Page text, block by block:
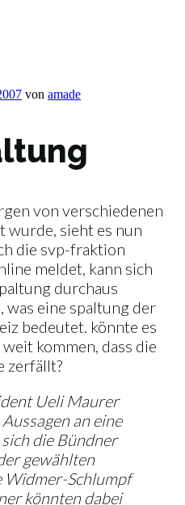
von amade
von verschiedenen
sieht es nun
die svp-fraktion
meldet, kann sich
durchaus
eine spaltung der
bedeutet. könnte es
kommen, dass die
zerfällt?
Ueli Maurer
an eine
die Bündner
gewählten
Widmer-Schlumpf
könnten dabei